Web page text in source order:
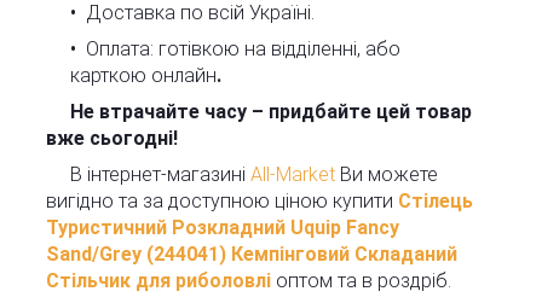
Доставка по всій Україні.
Оплата: готівкою на відділенні, або
карткою онлайн.
Не втрачайте часу – придбайте цей товар
вже сьогодні!
В інтернет-магазині All-Market Ви можете
вигідно та за доступною ціною купити Стілець
Туристичний Розкладний Uquip Fancy
Sand/Grey (244041) Кемпінговий Складаний
Стільчик для риболовлі оптом та в роздріб.